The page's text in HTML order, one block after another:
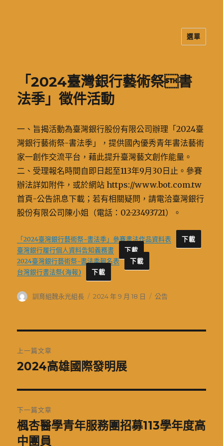
選單
「2024臺灣銀行藝術祭書
法季」徵件活動
一、旨揭活動為臺灣銀行股份有限公司辦理「2024臺
灣銀行藝術祭-書法季」，提供國內優秀青年書法藝術
家一創作交流平台，藉此提升臺灣藝文創作能量。
二、受理報名時間自即日起至113年9月30日止。參賽
辦法詳如附件，或於網站 https://www.bot.com.tw
首頁-公告訊息下載；若有相關疑問，請電洽臺灣銀行
股份有限公司陳小姐（電話：02-23493721）。
「2024臺灣銀行藝術祭-書法季」參賽書法作品資料表 下載
臺灣銀行履行個人資料告知義務書 下載
2024臺灣銀行藝術祭-書法季報名表 下載
台灣銀行書法祭(海報) 下載
作
訓育組魏永光組長
發
2024 年 9 月 18 日
分
公告
章
覽
上一篇文章
上
篇
文
章:
2024高雄國際發明展
下一篇文章
下
一
楓杏醫學青年服務團招募113學年度高
中團員